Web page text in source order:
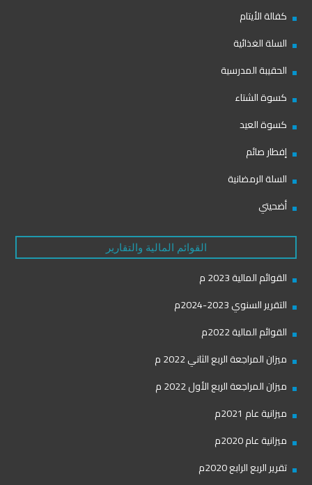
كفالة الأيتام
السلة الغذائية
الحقيبة المدرسية
كسوة الشتاء
كسوة العيد
إفطار صائم
السلة الرمضانية
أضحيتي
القوائم المالية والتقارير
القوائم المالية 2023 م
التقرير السنوي 2023-2024م
القوائم المالية 2022م
ميزان المراجعة الربع الثاني 2022 م
ميزان المراجعة الربع الأول 2022 م
ميزانية عام 2021م
ميزانية عام 2020م
تقرير الربع الرابع 2020م